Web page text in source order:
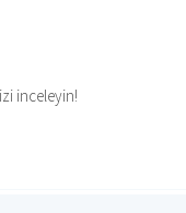
inceleyin!